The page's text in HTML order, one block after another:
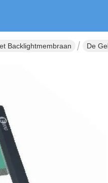
Backlightmembraan De